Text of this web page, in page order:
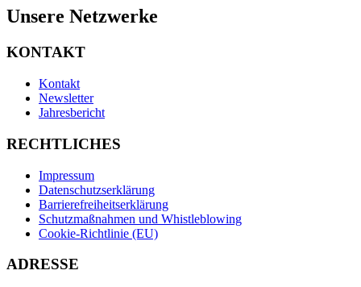
Unsere Netzwerke
KONTAKT
Kontakt
Newsletter
Jahresbericht
RECHTLICHES
Impressum
Datenschutzserklärung
Barrierefreiheitserklärung
Schutzmaßnahmen und Whistleblowing
Cookie-Richtlinie (EU)
ADRESSE